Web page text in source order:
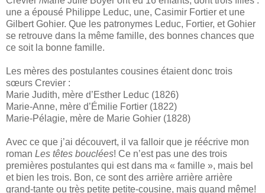
une a épousé Philippe Leduc, une, Casimir Fortier et une
Gilbert Gohier. Que les patronymes Leduc, Fortier, et Gohier
se retrouve dans la même famille, des bonnes chances que
ce soit la bonne famille.
Les mères des postulantes cousines étaient donc trois
sœurs Crevier :
Marie Judith, mère d’Esther Leduc (1826)
Marie-Anne, mère d’Émilie Fortier (1822)
Marie-Pélagie, mère de Marie Gohier (1828)
Avec ce que j’ai découvert, il va falloir que je réécrive mon
roman Les têtes bouclées! Ce n’est pas une des trois
premières postulantes qui est dans ma « famille », mais bel
et bien les trois. Bon, ce sont des arrière arrière arrière
grand-tante ou très petite petite-cousine, mais quand même!